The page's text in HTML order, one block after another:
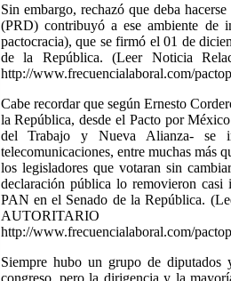
Sin embargo, rechazó que deba
(PRD) contribuyó a ese ambiente de
pactocracia), que se firmó el 01 de
de la República. (Leer Noticia
http://www.frecuencialaboral.com/
Cabe recordar que según Ernesto
la República, desde el Pacto por
del Trabajo y Nueva Alianza- se
telecomunicaciones, entre muchas más
los legisladores que votaran sin
declaración pública lo removieron casi
PAN en el Senado de la República.
http://www.frecuencialaboral.com/
Siempre hubo un grupo de diputados
congreso, pero la dirigencia y la